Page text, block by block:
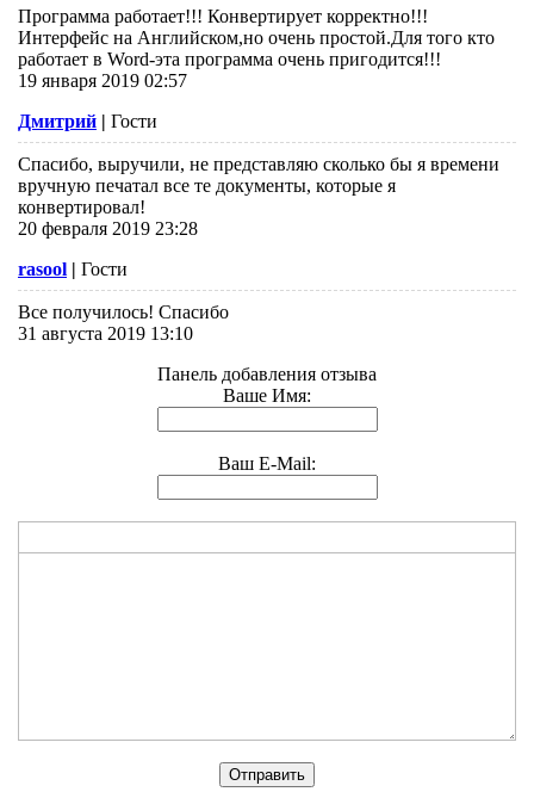
Программа работает!!! Конвертирует корректно!!!
Интерфейс на Английском,но очень простой.Для того кто
работает в Word-эта программа очень пригодится!!!
19 января 2019 02:57
Дмитрий | Гости
Спасибо, выручили, не представляю сколько бы я времени
вручную печатал все те документы, которые я
конвертировал!
20 февраля 2019 23:28
rasool | Гости
Все получилось! Спасибо
31 августа 2019 13:10
Панель добавления отзыва
Ваше Имя:
Ваш E-Mail: